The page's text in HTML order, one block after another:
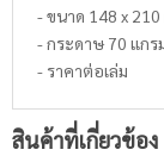
- ขนาด 148 x 210
- กระดาษ 70 แก
- ราคาต่อเล่ม
สินค้าที่เกี่ยวข้อง